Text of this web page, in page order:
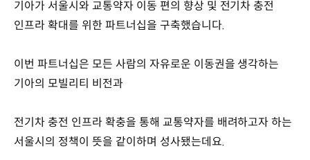
기아가 서울시와 교통약자 이동 편의 향상 및 전기차 충전
인프라 확대를 위한 파트너십을 구축했습니다.
이번 파트너십은 모든 사람의 자유로운 이동권을 생각하는
기아의 모빌리티 비전과
전기차 충전 인프라 확충을 통해 교통약자를 배려하고자 하는
서울시의 정책이 뜻을 같이하며 성사됐는데요.